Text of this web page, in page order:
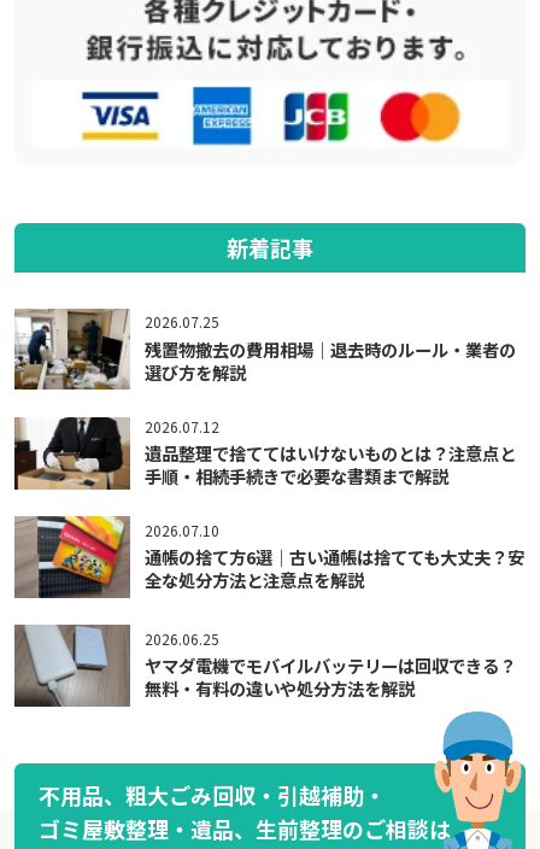
新着記事
2026.07.25
残置物撤去の費用相場｜退去時のルール・業者の
選び方を解説
2026.07.12
遺品整理で捨ててはいけないものとは？注意点と
手順・相続手続きで必要な書類まで解説
2026.07.10
通帳の捨て方6選｜古い通帳は捨てても大丈夫？安
全な処分方法と注意点を解説
2026.06.25
ヤマダ電機でモバイルバッテリーは回収できる？
無料・有料の違いや処分方法を解説
不用品、粗大ごみ回収・引越補助・
ゴミ屋敷整理・遺品、生前整理のご相談は